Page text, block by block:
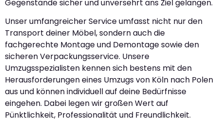
Gegenstände sicher und unversehrt ans Ziel gelangen.
Unser umfangreicher Service umfasst nicht nur den
Transport deiner Möbel, sondern auch die
fachgerechte Montage und Demontage sowie den
sicheren Verpackungsservice. Unsere
Umzugsspezialisten kennen sich bestens mit den
Herausforderungen eines Umzugs von Köln nach Polen
aus und können individuell auf deine Bedürfnisse
eingehen. Dabei legen wir großen Wert auf
Pünktlichkeit, Professionalität und Freundlichkeit.